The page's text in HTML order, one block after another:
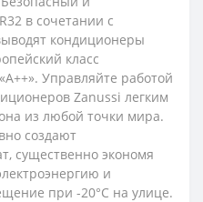
в сочетании с
кондиционеры
класс
Управляйте работой
Zanussi легким
из любой точки мира.
создают
существенно экономя
и
при -20°С на улице.